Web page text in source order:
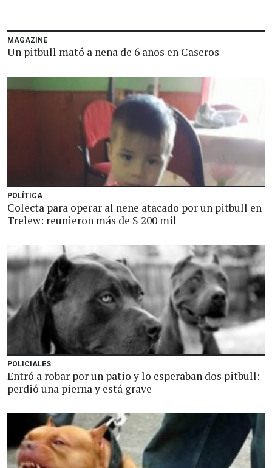
MAGAZINE
Un pitbull mató a nena de 6 años en Caseros
POLÍTICA
Colecta para operar al nene atacado por un pitbull en
Trelew: reunieron más de $ 200 mil
POLICIALES
Entró a robar por un patio y lo esperaban dos pitbull:
perdió una pierna y está grave